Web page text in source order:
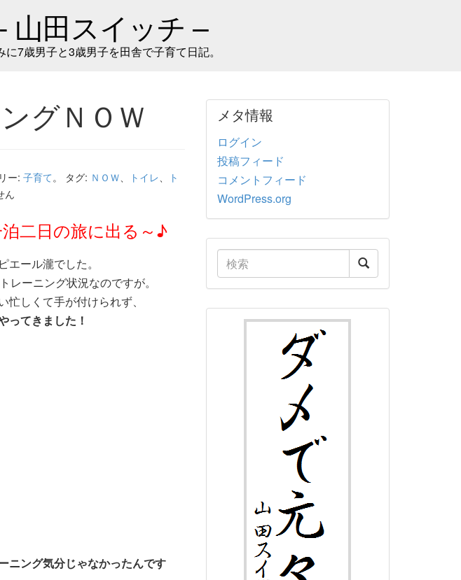
田スイッチ –
7歳男子と3歳男子を田舎で子育て日記。
グＮＯＷ
ー: 子育て。 タグ: ＮＯＷ トイレ
ト
ん
二日の旅に出る～♪
ール瀧でした。
レーニング状況なのですが。
しくて手が付けられず、
ってきました！
ニング気分じゃなかったんです
メタ情報
ログイン
投稿フィード
コメントフィード
WordPress.org